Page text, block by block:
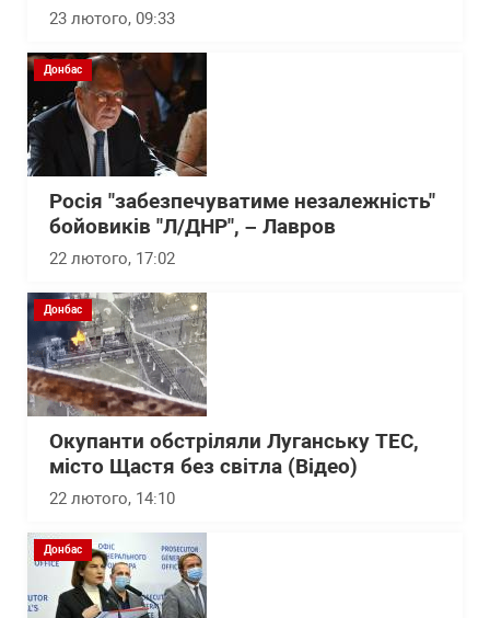
23 лютого, 09:33
Донбас
Росія "забезпечуватиме незалежність"
бойовиків "Л/ДНР", – Лавров
22 лютого, 17:02
Донбас
Окупанти обстріляли Луганську ТЕС,
місто Щастя без світла (Відео)
22 лютого, 14:10
Донбас